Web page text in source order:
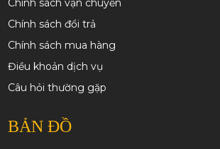
Chính sách vận chuyển
Chính sách đổi trả
Chính sách mua hàng
Điều khoản dịch vụ
Câu hỏi thường gặp
BẢN ĐỒ